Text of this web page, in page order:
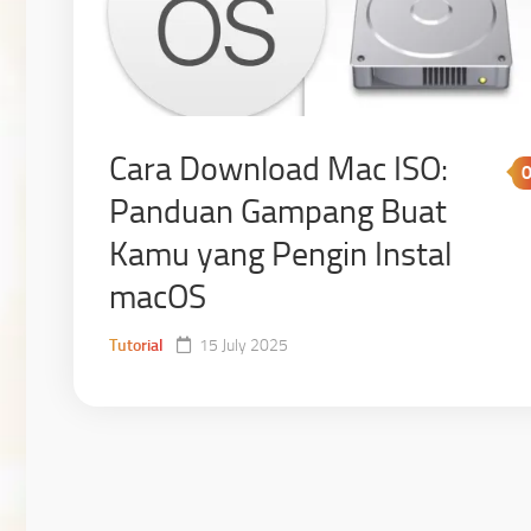
Cara Download Mac ISO:
Panduan Gampang Buat
Kamu yang Pengin Instal
macOS
0
Tutorial 15 July 2025